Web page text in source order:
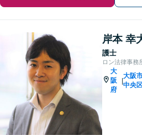
岸本 幸
護士
ロン法律事務
大
阪
府
|
大阪
中央